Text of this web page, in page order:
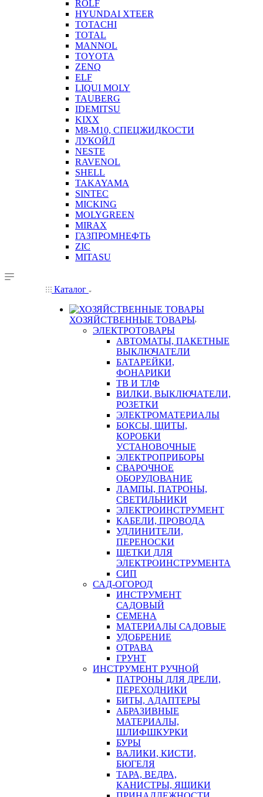
ROLF
HYUNDAI XTEER
TOTACHI
TOTAL
MANNOL
TOYOTA
ZENQ
ELF
LIQUI MOLY
TAUBERG
IDEMITSU
KIXX
М8-М10, СПЕЦЖИДКОСТИ
ЛУКОЙЛ
NESTE
RAVENOL
SHELL
TAKAYAMA
SINTEC
MICKING
MOLYGREEN
MIRAX
ГАЗПРОМНЕФТЬ
ZIC
MITASU
Каталог
ХОЗЯЙСТВЕННЫЕ ТОВАРЫ
ЭЛЕКТРОТОВАРЫ
АВТОМАТЫ, ПАКЕТНЫЕ
ВЫКЛЮЧАТЕЛИ
БАТАРЕЙКИ,
ФОНАРИКИ
ТВ И ТЛФ
ВИЛКИ, ВЫКЛЮЧАТЕЛИ,
РОЗЕТКИ
ЭЛЕКТРОМАТЕРИАЛЫ
БОКСЫ, ЩИТЫ,
КОРОБКИ
УСТАНОВОЧНЫЕ
ЭЛЕКТРОПРИБОРЫ
СВАРОЧНОЕ
ОБОРУДОВАНИЕ
ЛАМПЫ, ПАТРОНЫ,
СВЕТИЛЬНИКИ
ЭЛЕКТРОИНСТРУМЕНТ
КАБЕЛИ, ПРОВОДА
УДЛИНИТЕЛИ,
ПЕРЕНОСКИ
ЩЕТКИ ДЛЯ
ЭЛЕКТРОИНСТРУМЕНТА
СИП
САД-ОГОРОД
ИНСТРУМЕНТ
САДОВЫЙ
СЕМЕНА
МАТЕРИАЛЫ САДОВЫЕ
УДОБРЕНИЕ
ОТРАВА
ГРУНТ
ИНСТРУМЕНТ РУЧНОЙ
ПАТРОНЫ ДЛЯ ДРЕЛИ,
ПЕРЕХОДНИКИ
БИТЫ, АДАПТЕРЫ
АБРАЗИВНЫЕ
МАТЕРИАЛЫ,
ШЛИФШКУРКИ
БУРЫ
ВАЛИКИ, КИСТИ,
БЮГЕЛЯ
ТАРА, ВЕДРА,
КАНИСТРЫ, ЯЩИКИ